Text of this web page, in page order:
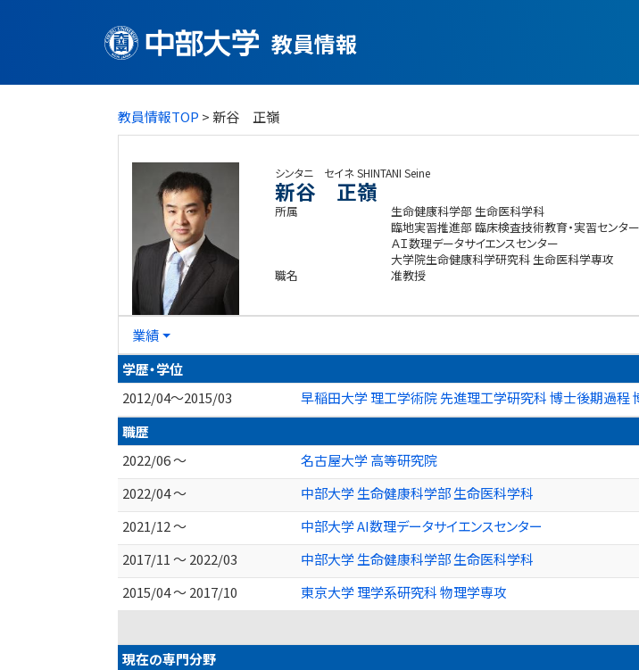
教員情報
教員情報TOP > 新谷 正嶺
シンタニ セイネSHINTANI Seine
新谷 正嶺
所属
生命健康科学部 生命医科学科
臨地実習推進部 臨床検査技術教育・実習センター
ＡＩ数理データサイエンスセンター
大学院生命健康科学研究科 生命医科学専攻
職名
准教授
業績
学歴・学位
2012/04～2015/03
早稲田大学 理工学術院 先進理工学研究科 博士後期過程
職歴
2022/06 ～
名古屋大学 高等研究院
2022/04 ～
中部大学 生命健康科学部 生命医科学科
2021/12 ～
中部大学 AI数理データサイエンスセンター
2017/11 ～ 2022/03
中部大学 生命健康科学部 生命医科学科
2015/04 ～ 2017/10
東京大学 理学系研究科 物理学専攻
現在の専門分野